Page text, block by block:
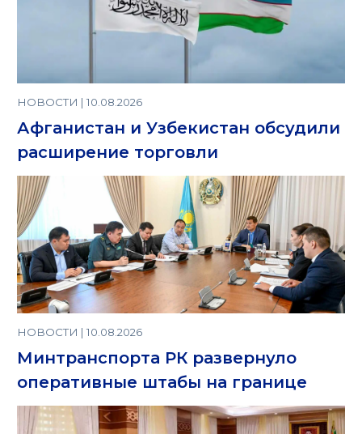
НОВОСТИ | 10.08.2026
Афганистан и Узбекистан обсудили
расширение торговли
НОВОСТИ | 10.08.2026
Минтранспорта РК развернуло
оперативные штабы на границе